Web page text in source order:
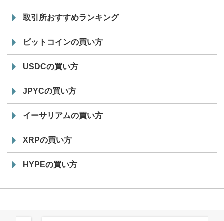
取引所おすすめランキング
ビットコインの買い方
USDCの買い方
JPYCの買い方
イーサリアムの買い方
XRPの買い方
HYPEの買い方